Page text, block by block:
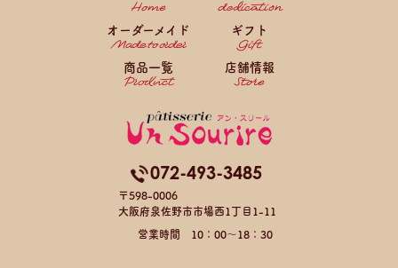
オーダーメイド ギフト
商品一覧 店舗情報
072-493-3485
〒598-0006
大阪府泉佐野市市場西1丁目1-11
営業時間 10：00～18：30